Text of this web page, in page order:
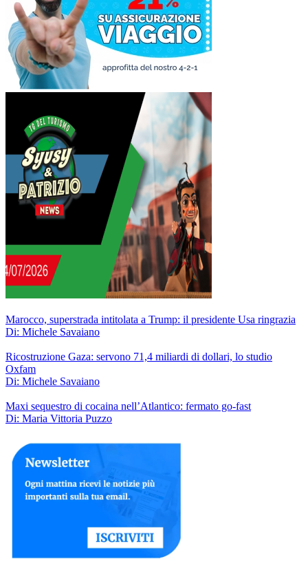
Marocco, superstrada intitolata a Trump: il presidente Usa ringrazia
Di: Michele Savaiano
Ricostruzione Gaza: servono 71,4 miliardi di dollari, lo studio
Oxfam
Di: Michele Savaiano
Maxi sequestro di cocaina nell’Atlantico: fermato go-fast
Di: Maria Vittoria Puzzo